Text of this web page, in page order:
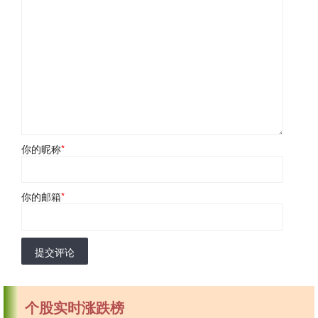
你的昵称*
你的邮箱*
提交评论
个股实时涨跌榜